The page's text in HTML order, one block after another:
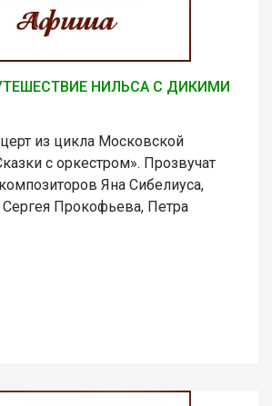
НИЛЬСА С ДИКИМИ
из цикла Московской
с оркестром». Прозвучат
Яна Сибелиуса,
Сергея Прокофьева, Петра